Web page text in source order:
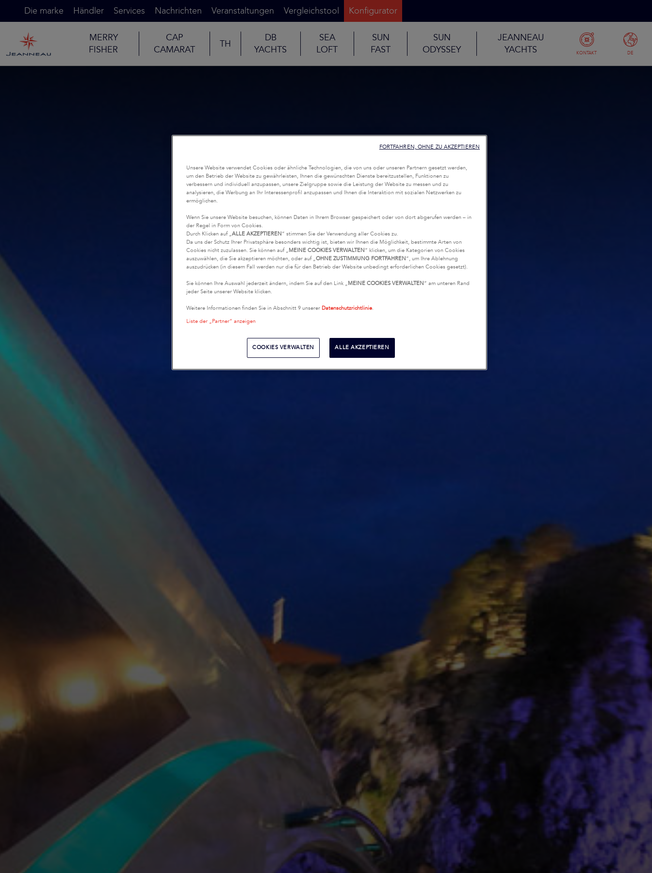
Die marke Händler Services Nachrichten Veranstaltungen Vergleichstool Konfigurator
MERRY
FISHER
CAP
CAMARAT
TH
DB
YACHTS
SEA
LOFT
SUN
FAST
SUN
ODYSSEY
JEANNEAU
YACHTS
KONTAKT DE
Unsere Website verwendet Cookies oder ähnliche Technologien, die von uns oder unseren Partnern gesetzt werden,
um den Betrieb der Website zu gewährleisten, Ihnen die gewünschten Dienste bereitzustellen, Funktionen zu
verbessern und individuell anzupassen, unsere Zielgruppe sowie die Leistung der Website zu messen und zu
analysieren, die Werbung an Ihr Interessenprofil anzupassen und Ihnen die Interaktion mit sozialen Netzwerken zu
ermöglichen.
Wenn Sie unsere Website besuchen, können Daten in Ihrem Browser gespeichert oder von dort abgerufen werden – in
der Regel in Form von Cookies.
Durch Klicken auf „ALLE AKZEPTIEREN“ stimmen Sie der Verwendung aller Cookies zu.
Da uns der Schutz Ihrer Privatsphäre besonders wichtig ist, bieten wir Ihnen die Möglichkeit, bestimmte Arten von
Cookies nicht zuzulassen. Sie können auf „MEINE COOKIES VERWALTEN“ klicken, um die Kategorien von Cookies
auszuwählen, die Sie akzeptieren möchten, oder auf „OHNE ZUSTIMMUNG FORTFAHREN“, um Ihre Ablehnung
auszudrücken (in diesem Fall werden nur die für den Betrieb der Website unbedingt erforderlichen Cookies gesetzt).
Sie können Ihre Auswahl jederzeit ändern, indem Sie auf den Link „MEINE COOKIES VERWALTEN“ am unteren Rand
jeder Seite unserer Website klicken.
Weitere Informationen finden Sie in Abschnitt 9 unserer Datenschutzrichtlinie.
Liste der „Partner“ anzeigen
COOKIES VERWALTEN ALLE AKZEPTIEREN
FORTFAHREN, OHNE ZU AKZEPTIEREN